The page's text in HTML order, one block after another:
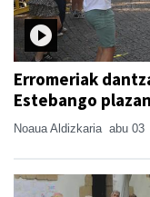
Erromeriak
Estebango plazan
Noaua Aldizkaria abu 03